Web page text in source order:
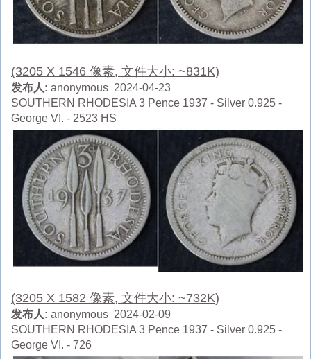
(3205 X 1546 像素, 文件大小: ~831K)
发布人: anonymous 2024-04-23
SOUTHERN RHODESIA 3 Pence 1937 - Silver 0.925 -
George VI. - 2523 HS
(3205 X 1582 像素, 文件大小: ~732K)
发布人: anonymous 2024-02-09
SOUTHERN RHODESIA 3 Pence 1937 - Silver 0.925 -
George VI. - 726